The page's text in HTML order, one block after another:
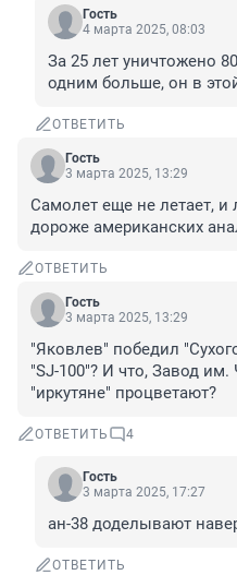
Гость
4 марта 2025, 08:03
За 25 лет уничтожено
одним больше, он в
ОТВЕТИТЬ
Гость
3 марта 2025, 13:29
Самолет еще не летает, и
дороже американских
ОТВЕТИТЬ
Гость
3 марта 2025, 13:29
"Яковлев" победил
"SJ-100"? И что, Завод им.
"иркутяне" процветают?
ОТВЕТИТЬ 4
Гость
3 марта 2025, 17:27
ан-38 доделывают
ОТВЕТИТЬ